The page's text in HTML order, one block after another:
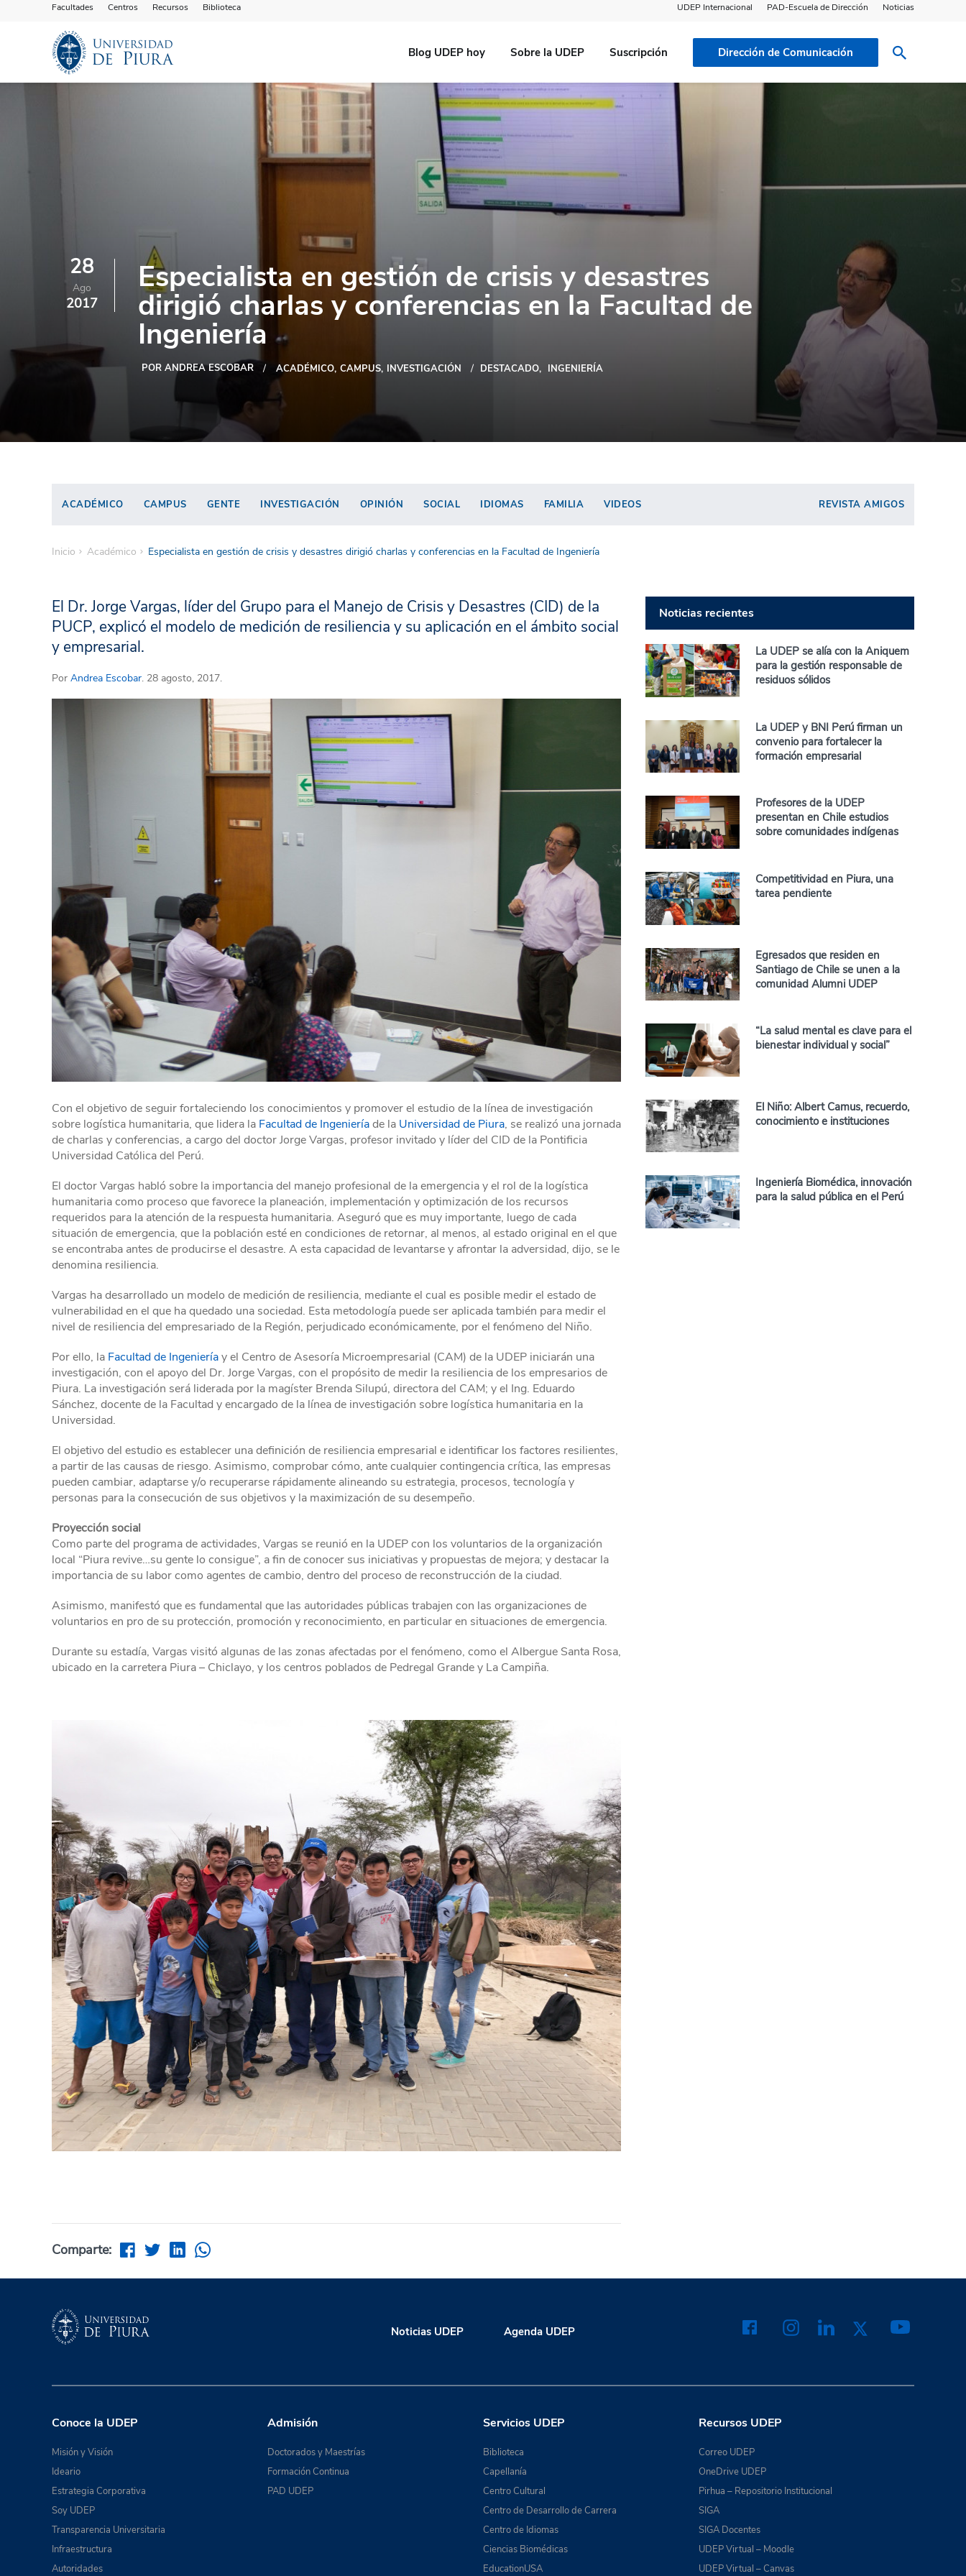
Facultades Centros Recursos Biblioteca UDEP Internacional PAD-Escuela de Dirección Noticias
Blog UDEP hoy Sobre la UDEP Suscripción Dirección de Comunicación
28
Ago
2017
Especialista en gestión de crisis y desastres
dirigió charlas y conferencias en la Facultad de
Ingeniería
POR ANDREA ESCOBAR ACADÉMICO CAMPUS INVESTIGACIÓN DESTACADO INGENIERÍA
ACADÉMICO CAMPUS GENTE INVESTIGACIÓN OPINIÓN SOCIAL IDIOMAS FAMILIA VIDEOS REVISTA AMIGOS
Inicio Académico Especialista en gestión de crisis y desastres dirigió charlas y conferencias en la Facultad de Ingeniería
El Dr. Jorge Vargas, líder del Grupo para el Manejo de Crisis y Desastres (CID) de la
PUCP, explicó el modelo de medición de resiliencia y su aplicación en el ámbito social
y empresarial.
Por Andrea Escobar. 28 agosto, 2017.
Con el objetivo de seguir fortaleciendo los conocimientos y promover el estudio de la línea de investigación
sobre logística humanitaria, que lidera la Facultad de Ingenieríade la Universidad de Piura, se realizó una jornada
de charlas y conferencias, a cargo del doctor Jorge Vargas, profesor invitado y líder del CID de la Pontificia
Universidad Católica del Perú.
El doctor Vargas habló sobre la importancia del manejo profesional de la emergencia y el rol de la logística
humanitaria como proceso que favorece la planeación, implementación y optimización de los recursos
requeridos para la atención de la respuesta humanitaria. Aseguró que es muy importante, luego de cada
situación de emergencia, que la población esté en condiciones de retornar, al menos, al estado original en el que
se encontraba antes de producirse el desastre. A esta capacidad de levantarse y afrontar la adversidad, dijo, se le
denomina resiliencia.
Vargas ha desarrollado un modelo de medición de resiliencia, mediante el cual es posible medir el estado de
vulnerabilidad en el que ha quedado una sociedad. Esta metodología puede ser aplicada también para medir el
nivel de resiliencia del empresariado de la Región, perjudicado económicamente, por el fenómeno del Niño.
Por ello, la Facultad de Ingenieríay el Centro de Asesoría Microempresarial (CAM) de la UDEP iniciarán una
investigación, con el apoyo del Dr. Jorge Vargas, con el propósito de medir la resiliencia de los empresarios de
Piura. La investigación será liderada por la magíster Brenda Silupú, directora del CAM; y el Ing. Eduardo
Sánchez, docente de la Facultad y encargado de la línea de investigación sobre logística humanitaria en la
Universidad.
El objetivo del estudio es establecer una definición de resiliencia empresarial e identificar los factores resilientes,
a partir de las causas de riesgo. Asimismo, comprobar cómo, ante cualquier contingencia crítica, las empresas
pueden cambiar, adaptarse y/o recuperarse rápidamente alineando su estrategia, procesos, tecnología y
personas para la consecución de sus objetivos y la maximización de su desempeño.
Proyección social
Como parte del programa de actividades, Vargas se reunió en la UDEP con los voluntarios de la organización
local “Piura revive…su gente lo consigue”, a fin de conocer sus iniciativas y propuestas de mejora; y destacar la
importancia de su labor como agentes de cambio, dentro del proceso de reconstrucción de la ciudad.
Asimismo, manifestó que es fundamental que las autoridades públicas trabajen con las organizaciones de
voluntarios en pro de su protección, promoción y reconocimiento, en particular en situaciones de emergencia.
Durante su estadía, Vargas visitó algunas de las zonas afectadas por el fenómeno, como el Albergue Santa Rosa,
ubicado en la carretera Piura – Chiclayo, y los centros poblados de Pedregal Grande y La Campiña.
Comparte:
Noticias recientes
La UDEP se alía con la Aniquem
para la gestión responsable de
residuos sólidos
La UDEP y BNI Perú firman un
convenio para fortalecer la
formación empresarial
Profesores de la UDEP
presentan en Chile estudios
sobre comunidades indígenas
Competitividad en Piura, una
tarea pendiente
Egresados que residen en
Santiago de Chile se unen a la
comunidad Alumni UDEP
“La salud mental es clave para el
bienestar individual y social”
El Niño: Albert Camus, recuerdo,
conocimiento e instituciones
Ingeniería Biomédica, innovación
para la salud pública en el Perú
Noticias UDEP Agenda UDEP
Conoce la UDEP
Misión y Visión
Ideario
Estrategia Corporativa
Soy UDEP
Transparencia Universitaria
Infraestructura
Autoridades
Admisión
Doctorados y Maestrías
Formación Continua
PAD UDEP
Servicios UDEP
Biblioteca
Capellanía
Centro Cultural
Centro de Desarrollo de Carrera
Centro de Idiomas
Ciencias Biomédicas
EducationUSA
Recursos UDEP
Correo UDEP
OneDrive UDEP
Pirhua – Repositorio Institucional
SIGA
SIGA Docentes
UDEP Virtual – Moodle
UDEP Virtual – Canvas